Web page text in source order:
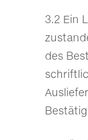
3.2 Ein
des